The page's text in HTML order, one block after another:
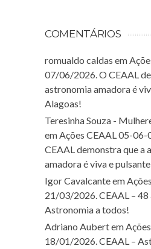
COMENTÁRIOS
romualdo caldas em
07/06/2026. O CEAAL
astronomia amadora é
Alagoas!
Teresinha Souza -
emAções CEAAL 05-
CEAAL demonstra que a
amadora é viva e
Igor Cavalcanteem
21/03/2026. CEAAL – 48
Astronomia a todos!
Adriano Aubertem
18/01/2026. CEAAL –